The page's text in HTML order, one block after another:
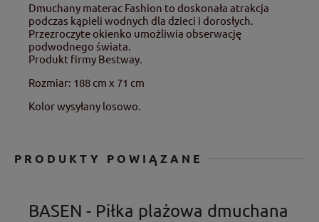
Dmuchany materac Fashion to doskonała atrakcja
podczas kąpieli wodnych dla dzieci i dorosłych.
Przezroczyte okienko umożliwia obserwację
podwodnego świata.
Produkt firmy Bestway.
Rozmiar: 188 cm x 71 cm
Kolor wysyłany losowo.
PRODUKTY POWIĄZANE
BASEN - Piłka plażowa dmuchana